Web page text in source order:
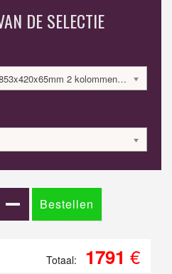
DE SELECTIE
Type: Elektrisch; Grootte: 1853x420x65mm 2 kolommen; 750 Watt:; 1790.8 €
Totaal: 1791 €